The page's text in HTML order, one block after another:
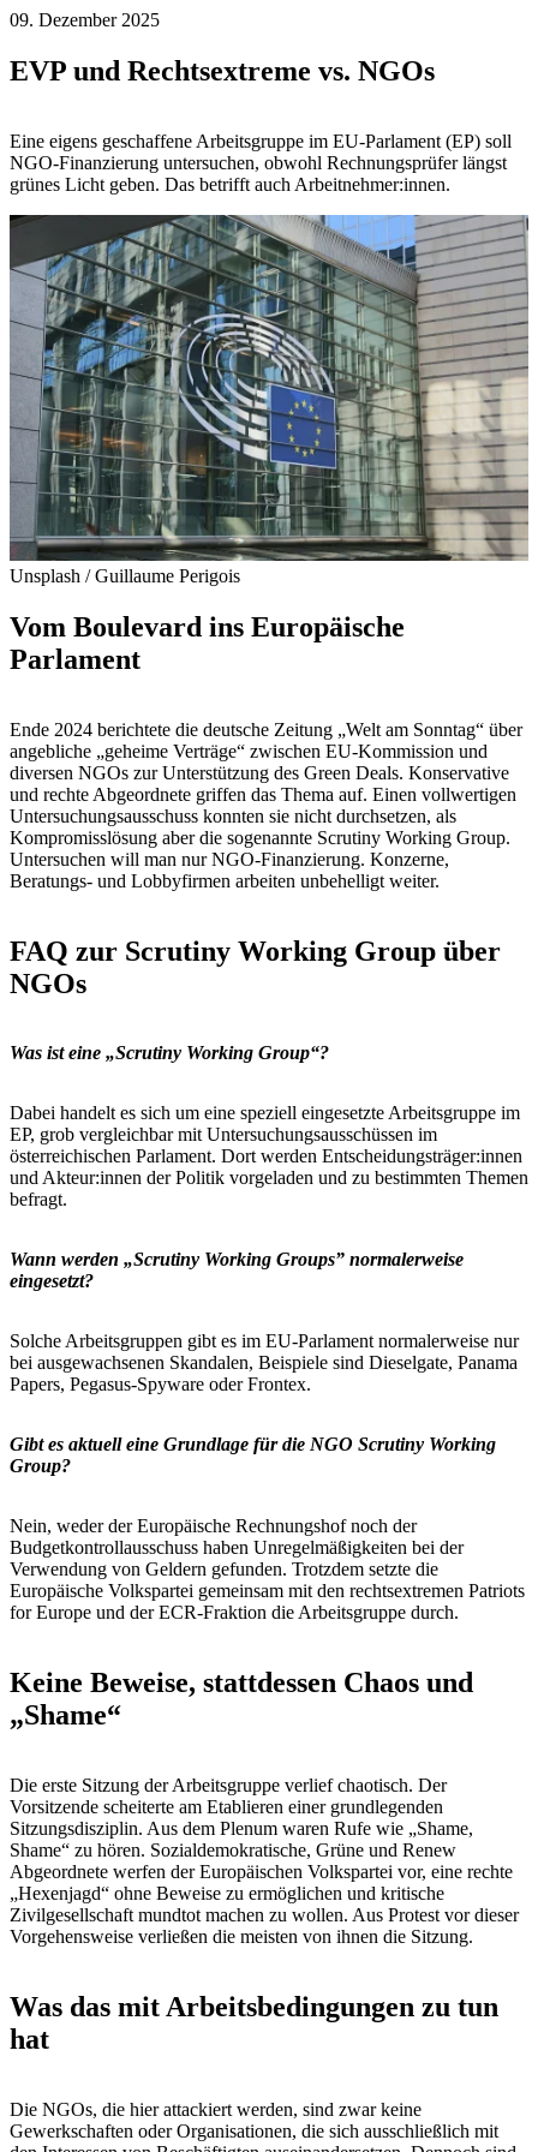
09. Dezember 2025
EVP und Rechtsextreme vs. NGOs
Eine eigens geschaffene Arbeitsgruppe im EU-Parlament (EP) soll
NGO-Finanzierung untersuchen, obwohl Rechnungsprüfer längst
grünes Licht geben. Das betrifft auch Arbeitnehmer:innen.
Unsplash / Guillaume Perigois
Vom Boulevard ins Europäische
Parlament
Ende 2024 berichtete die deutsche Zeitung „Welt am Sonntag“ über
angebliche „geheime Verträge“ zwischen EU-Kommission und
diversen NGOs zur Unterstützung des Green Deals. Konservative
und rechte Abgeordnete griffen das Thema auf. Einen vollwertigen
Untersuchungsausschuss konnten sie nicht durchsetzen, als
Kompromisslösung aber die sogenannte Scrutiny Working Group.
Untersuchen will man nur NGO-Finanzierung. Konzerne,
Beratungs- und Lobbyfirmen arbeiten unbehelligt weiter.
FAQ zur Scrutiny Working Group über
NGOs
Was ist eine „Scrutiny Working Group“?
Dabei handelt es sich um eine speziell eingesetzte Arbeitsgruppe im
EP, grob vergleichbar mit Untersuchungsausschüssen im
österreichischen Parlament. Dort werden Entscheidungsträger:innen
und Akteur:innen der Politik vorgeladen und zu bestimmten Themen
befragt.
Wann werden „Scrutiny Working Groups” normalerweise
eingesetzt?
Solche Arbeitsgruppen gibt es im EU-Parlament normalerweise nur
bei ausgewachsenen Skandalen, Beispiele sind Dieselgate, Panama
Papers, Pegasus-Spyware oder Frontex.
Gibt es aktuell eine Grundlage für die NGO Scrutiny Working
Group?
Nein, weder der Europäische Rechnungshof noch der
Budgetkontrollausschuss haben Unregelmäßigkeiten bei der
Verwendung von Geldern gefunden. Trotzdem setzte die
Europäische Volkspartei gemeinsam mit den rechtsextremen Patriots
for Europe und der ECR-Fraktion die Arbeitsgruppe durch.
Keine Beweise, stattdessen Chaos und
„Shame“
Die erste Sitzung der Arbeitsgruppe verlief chaotisch. Der
Vorsitzende scheiterte am Etablieren einer grundlegenden
Sitzungsdisziplin. Aus dem Plenum waren Rufe wie „Shame,
Shame“ zu hören. Sozialdemokratische, Grüne und Renew
Abgeordnete werfen der Europäischen Volkspartei vor, eine rechte
„Hexenjagd“ ohne Beweise zu ermöglichen und kritische
Zivilgesellschaft mundtot machen zu wollen. Aus Protest vor dieser
Vorgehensweise verließen die meisten von ihnen die Sitzung.
Was das mit Arbeitsbedingungen zu tun
hat
Die NGOs, die hier attackiert werden, sind zwar keine
Gewerkschaften oder Organisationen, die sich ausschließlich mit